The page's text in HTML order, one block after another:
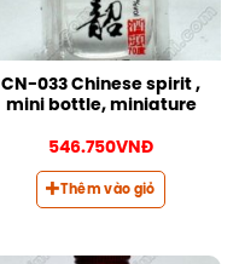
CN-033 Chinese spirit ,
mini bottle, miniature
546.750VNĐ
Thêm vào giỏ